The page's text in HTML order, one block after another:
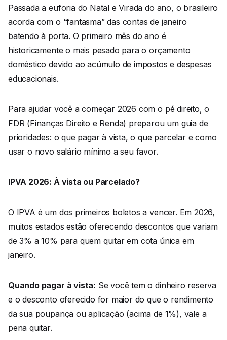
Passada a euforia do Natal e Virada do ano, o brasileiro
acorda com o “fantasma” das contas de janeiro
batendo à porta. O primeiro mês do ano é
historicamente o mais pesado para o orçamento
doméstico devido ao acúmulo de impostos e despesas
educacionais.
Para ajudar você a começar 2026 com o pé direito, o
FDR (Finanças Direito e Renda) preparou um guia de
prioridades: o que pagar à vista, o que parcelar e como
usar o novo salário mínimo a seu favor.
IPVA 2026: À vista ou Parcelado?
O IPVA é um dos primeiros boletos a vencer. Em 2026,
muitos estados estão oferecendo descontos que variam
de 3% a 10% para quem quitar em cota única em
janeiro.
Quando pagar à vista: Se você tem o dinheiro reserva
e o desconto oferecido for maior do que o rendimento
da sua poupança ou aplicação (acima de 1%), vale a
pena quitar.